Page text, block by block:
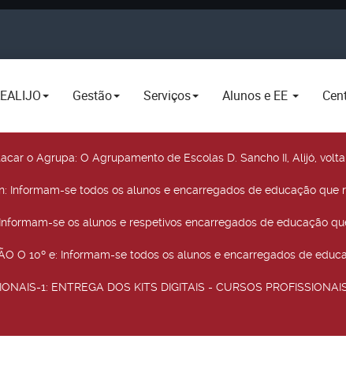
Gestão Serviços Alunos e EE
o Agrupa: O Agrupamento de Escolas D. Sancho II, Alijó,
: Informam-se todos os alunos e encarregados de educação que
se os alunos e respetivos encarregados de educação
O 10º e: Informam-se todos os alunos e encarregados de
1: ENTREGA DOS KITS DIGITAIS - CURSOS